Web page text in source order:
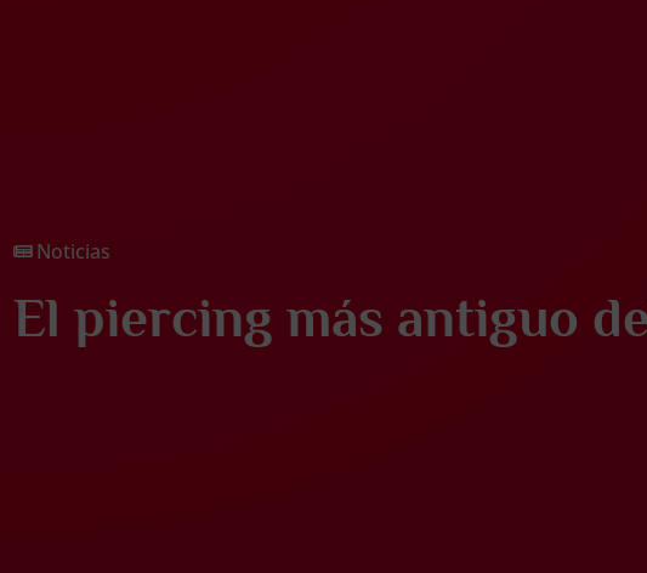
Noticias
El piercing más antiguo